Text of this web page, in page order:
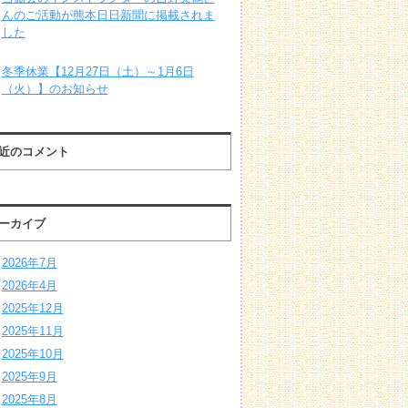
んのご活動が熊本日日新聞に掲載されま
した
冬季休業【12月27日（土）～1月6日
（火）】のお知らせ
のコメント
カイブ
2026年7月
2026年4月
2025年12月
2025年11月
2025年10月
2025年9月
2025年8月